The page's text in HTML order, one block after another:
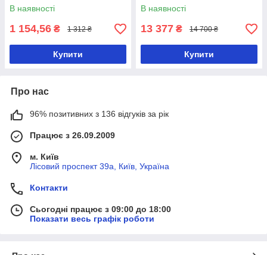
В наявності
1 154,56 ₴ 1 312 ₴
Купити
В наявності
13 377 ₴ 14 700 ₴
Купити
Про нас
96% позитивних з 136 відгуків за рік
Працює з 26.09.2009
м. Київ
Лісовий проспект 39а, Київ, Україна
Контакти
Сьогодні працює з 09:00 до 18:00
Показати весь графік роботи